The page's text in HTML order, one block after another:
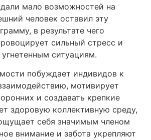
мало возможностей на
человек оставил эту
в результате чего
сильный стресс и
ситуациям.
побуждает индивидов к
мотивирует
и создавать крепкие
здоровую коллективную среду,
себя значимым членом
внимание и забота укрепляют